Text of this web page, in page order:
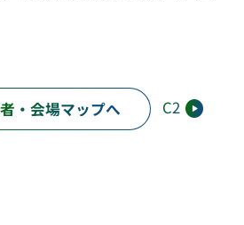
・会場マップへ C2